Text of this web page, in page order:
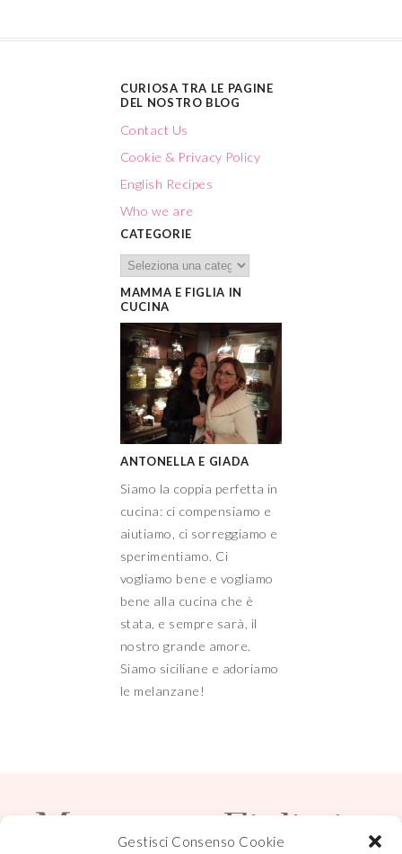
Gestisci Consenso Cookie
CURIOSA TRA LE PAGINE
DEL NOSTRO BLOG
Contact Us
Cookie & Privacy Policy
English Recipes
Who we are
CATEGORIE
MAMMA E FIGLIA IN
CUCINA
ANTONELLA E GIADA
Siamo la coppia perfetta in
cucina: ci compensiamo e
aiutiamo, ci sorreggiamo e
sperimentiamo. Ci
vogliamo bene e vogliamo
bene alla cucina che è
stata, e sempre sarà, il
nostro grande amore.
Siamo siciliane e adoriamo
le melanzane!
Mamma e Figlia in